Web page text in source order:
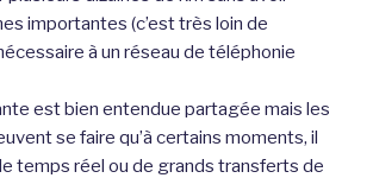
importantes (c’est très loin de
à un réseau de téléphonie
est bien entendue partagée mais les
se faire qu’à certains moments, il
temps réel ou de grands transferts de